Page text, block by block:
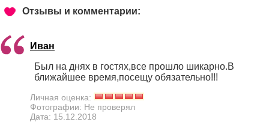
Отзывы и комментарии:
Иван
Был на днях в гостях,все прошло шикарно.В
ближайшее время,посещу обязательно!!!
Личная оценка:
Фотографии: Не проверял
Дата: 15.12.2018